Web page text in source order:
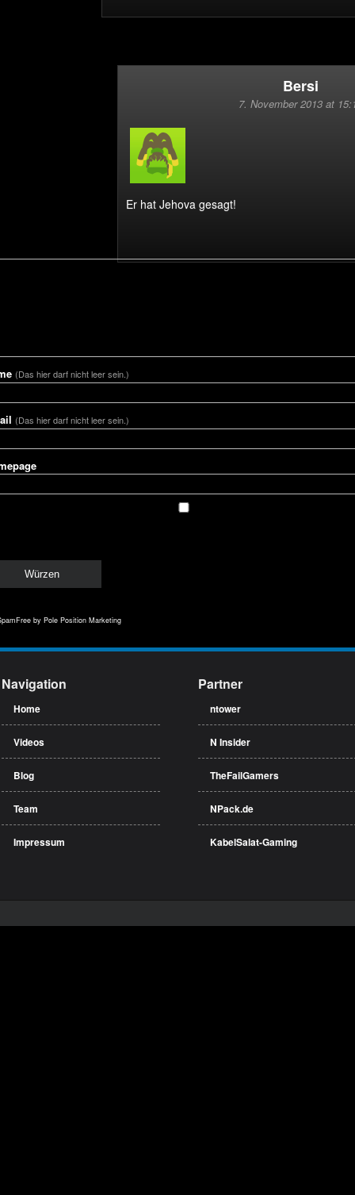
Bersi
7. November 2013 at
Er hat Jehova gesagt!
(Das hier darf nicht leer sein.)
(Das hier darf nicht leer sein.)
by Pole Position Marketing
Navigation
Home
Videos
Blog
Team
Impressum
Partner
ntower
N Insider
TheFailGamers
NPack.de
KabelSalat-Gaming